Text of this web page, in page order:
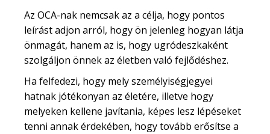
Az OCA-nak nemcsak az a célja, hogy pontos
leírást adjon arról, hogy ön jelenleg hogyan látja
önmagát, hanem az is, hogy ugródeszkaként
szolgáljon önnek az életben való fejlődéshez.
Ha felfedezi, hogy mely személyiségjegyei
hatnak jótékonyan az életére, illetve hogy
melyeken kellene javítania, képes lesz lépéseket
tenni annak érdekében, hogy tovább erősítse a